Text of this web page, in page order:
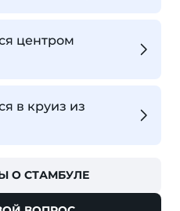
центром
в круиз из
О СТАМБУЛЕ